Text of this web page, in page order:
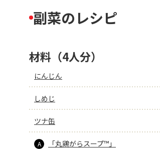
副菜のレシピ
材料（4人分）
にんじん
しめじ
ツナ缶
A 「丸鶏がらスープ™」